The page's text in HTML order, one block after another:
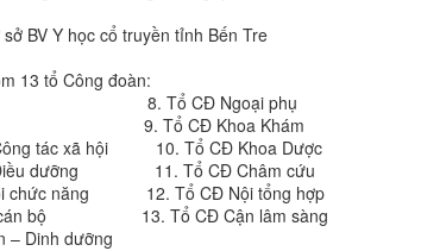
BV Y học cổ truyền tỉnh Bến Tre
13 tổ Công đoàn:
chức 8. Tổ CĐ Ngoại phụ
9. Tổ CĐ Khoa Khám
tác xã hội 10. Tổ CĐ Khoa Dược
Điều dưỡng 11. Tổ CĐ Châm cứu
chức năng 12. Tổ CĐ Nội tổng hợp
trị cán bộ 13. Tổ CĐ Cận lâm sàng
– Dinh dưỡng